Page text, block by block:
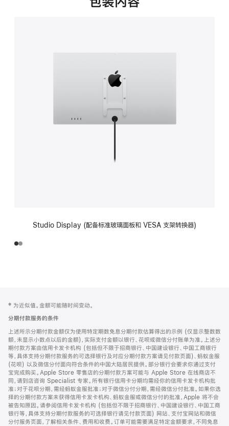
中
Studio Display (配备标准玻璃面板和 VESA 支架转换器)
页
页
脚
注
‡ 为近似值。金额可能随时间变动。
分期付款服务的条件
上述所示分期付款金额仅为使用特定期数免息分期付款估算得出的示例 (仅显示整数数
额，未显示小数点以后的金额)，实际支付金额以银行、花呗或微信分付账单为准。上述分
期付款方案由信用卡发卡机构 (包括但不限于招商银行、中国建设银行、中国工商银行
等，具体支持分期付款服务的可选择银行及对应分期付款方案请见付款页面)、蚂蚁金服
(花呗) 以及微信分付面向符合条件的中国大陆居民提供。部分银行会要求你通过支付
宝完成购买。Apple Store 零售店的分期付款方案可能与 Apple Store 在线商店不
同，请到店咨询 Specialist 专家。所有银行信用卡分期均需经你的信用卡发卡机构批
准；对于花呗分期，需经蚂蚁金服批准；对于微信分付分期，需经微信分付批准。如果你选
择的分期付款方案未获得信用卡发卡机构、蚂蚁金服或微信分付的批准，Apple 将不会
被告知原因。请参阅信用卡发卡机构 (包括但不限于招商银行、中国建设银行、中国工商
银行等，具体支持分期付款服务的可选择银行请见付款页面) 网站、支付宝网站和微信
分付服务页面，了解相关条件、费用和收费。订单可能需要满足特定金额要求，不同免息